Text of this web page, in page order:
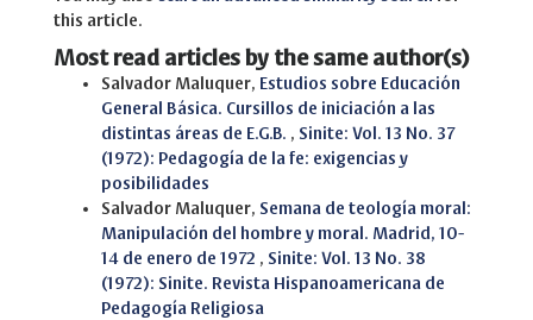
this article.
Most read articles by the same author(s)
Salvador Maluquer, Estudios sobre Educación
General Básica. Cursillos de iniciación a las
distintas áreas de E.G.B. , Sinite: Vol. 13 No. 37
(1972): Pedagogía de la fe: exigencias y
posibilidades
Salvador Maluquer, Semana de teología moral:
Manipulación del hombre y moral. Madrid, 10-
14 de enero de 1972 , Sinite: Vol. 13 No. 38
(1972): Sinite. Revista Hispanoamericana de
Pedagogía Religiosa